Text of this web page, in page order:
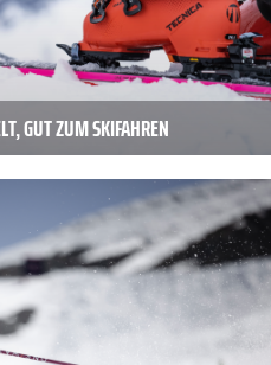
GUT ZUM SKIFAHREN